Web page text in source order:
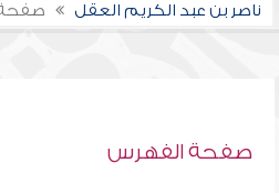
ناصر بن عبد الكريم العقل
صفحة الفهرس